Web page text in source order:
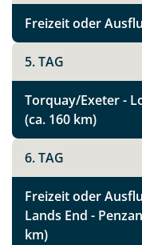
Freizeit oder
5. TAG
Torquay/Exeter -
(ca. 160 km)
6. TAG
Freizeit oder
Lands End -
km)